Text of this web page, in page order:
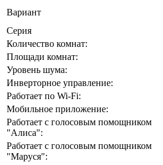
Вариант
Серия
Количество комнат:
Площади комнат:
Уровень шума:
Инверторное управление:
Работает по Wi-Fi:
Мобильное приложение:
Работает с голосовым помощником
"Алиса":
Работает с голосовым помощником
"Маруся":